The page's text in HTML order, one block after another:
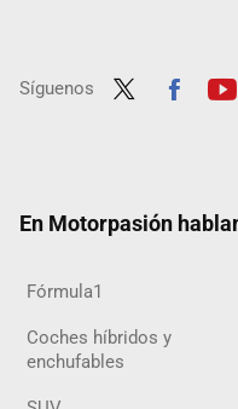
Síguenos
En Motorpasión
Fórmula1
Coches híbridos y
enchufables